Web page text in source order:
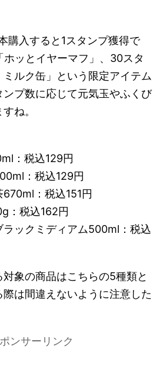
購入すると1スタンプ獲得で
ホッとイヤーマフ」、30スタ
ルク缶」という限定アイテム
プ数に応じて元気玉やふくび
ね。
：税込129円
：税込129円
：税込151円
：税込162円
ラックミディアム500ml：税込
象の商品はこちらの5種類と
は間違えないように注意した
ンサーリンク